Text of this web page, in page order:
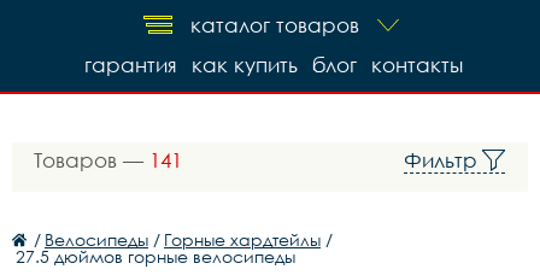
каталог товаров
контакты
блог
как купить
гарантия
Товаров — 141 Фильтр
/ Велосипеды / Горные хардтейлы /
27.5 дюймов горные велосипеды